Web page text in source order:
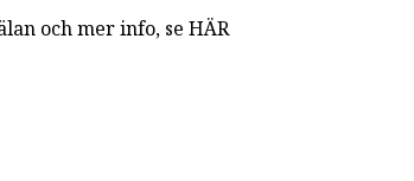
och mer info, se HÄR